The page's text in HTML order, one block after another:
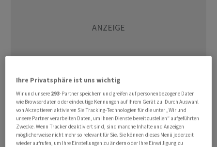
Der Stimmungsindikator hielt sich bereits den sechsten
Monat in Folge über der Expansionsschwelle und
erreichte den höchsten Stand seit Februar. Volkswirte
Ihre Privatsphäre ist uns wichtig
Wir und unsere 293-Partner speichern und greifen auf personenbezogene Daten
wie Browserdaten oder eindeutige Kennungen auf Ihrem Gerät zu. Durch Auswahl
von Akzeptieren aktivieren Sie Tracking-Technologien für die unter „Wir und
unsere Partner verarbeiten Daten, um Ihnen Dienste bereitzustellen“ aufgeführten
Zwecke. Wenn Tracker deaktiviert sind, sind manche Inhalte und Anzeigen
möglicherweise nicht mehr so relevant für Sie. Sie können dieses Menü jederzeit
wieder aufrufen, um Ihre Einstellungen zu ändern oder Ihre Einwilligung zu